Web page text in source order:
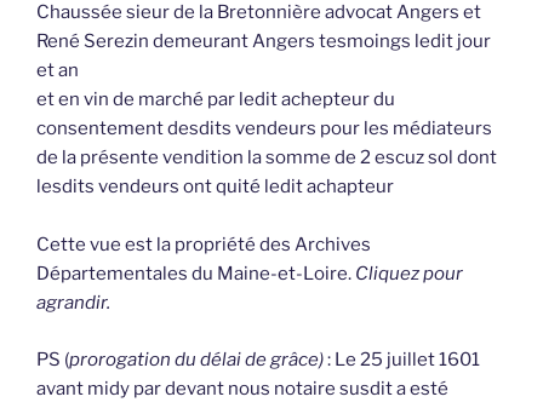
Chaussée sieur de la Bretonnière advocat Angers et
René Serezin demeurant Angers tesmoings ledit jour
et an
et en vin de marché par ledit achepteur du
consentement desdits vendeurs pour les médiateurs
de la présente vendition la somme de 2 escuz sol dont
lesdits vendeurs ont quité ledit achapteur
Cette vue est la propriété des Archives
Départementales du Maine-et-Loire. Cliquez pour
agrandir.
PS (prorogation du délai de grâce): Le 25 juillet 1601
avant midy par devant nous notaire susdit a esté